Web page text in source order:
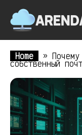
Home »
собственный